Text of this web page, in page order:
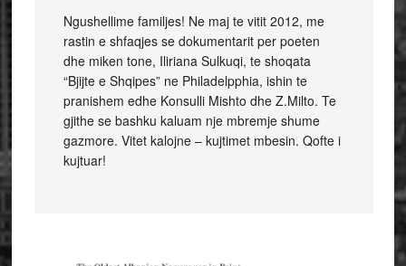
Ngushellime familjes! Ne maj te vitit 2012, me
rastin e shfaqjes se dokumentarit per poeten
dhe miken tone, Iliriana Sulkuqi, te shoqata
“Bjijte e Shqipes” ne Philadelpphia, ishin te
pranishem edhe Konsulli Mishto dhe Z.Milto. Te
gjithe se bashku kaluam nje mbremje shume
gazmore. Vitet kalojne – kujtimet mbesin. Qofte i
kujtuar!